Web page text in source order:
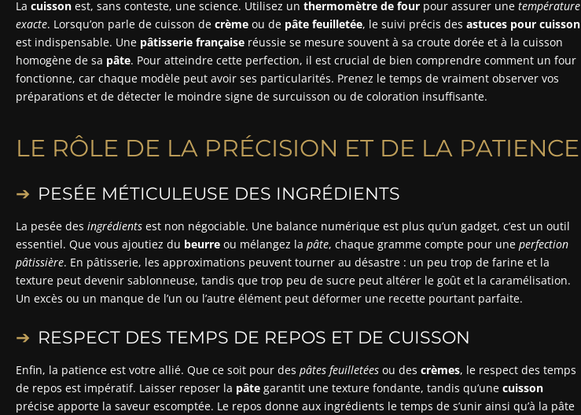
La cuisson est, sans conteste, une science. Utilisez un thermomètre de four pour assurer une température
exacte. Lorsqu’on parle de cuisson de crème ou de pâte feuilletée, le suivi précis des astuces pour cuisson
est indispensable. Une pâtisserie française réussie se mesure souvent à sa croute dorée et à la cuisson
homogène de sa pâte. Pour atteindre cette perfection, il est crucial de bien comprendre comment un four
fonctionne, car chaque modèle peut avoir ses particularités. Prenez le temps de vraiment observer vos
préparations et de détecter le moindre signe de surcuisson ou de coloration insuffisante.
LE RÔLE DE LA PRÉCISION ET DE LA PATIENCE
PESÉE MÉTICULEUSE DES INGRÉDIENTS
La pesée des ingrédients est non négociable. Une balance numérique est plus qu’un gadget, c’est un outil
essentiel. Que vous ajoutiez du beurre ou mélangez la pâte, chaque gramme compte pour une perfection
pâtissière. En pâtisserie, les approximations peuvent tourner au désastre : un peu trop de farine et la
texture peut devenir sablonneuse, tandis que trop peu de sucre peut altérer le goût et la caramélisation.
Un excès ou un manque de l’un ou l’autre élément peut déformer une recette pourtant parfaite.
RESPECT DES TEMPS DE REPOS ET DE CUISSON
Enfin, la patience est votre allié. Que ce soit pour des pâtes feuilletées ou des crèmes, le respect des temps
de repos est impératif. Laisser reposer la pâte garantit une texture fondante, tandis qu’une cuisson
précise apporte la saveur escomptée. Le repos donne aux ingrédients le temps de s’unir ainsi qu’à la pâte